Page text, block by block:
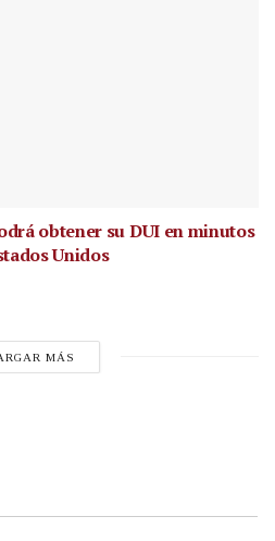
obtener su DUI en minutos
Unidos
MÁS